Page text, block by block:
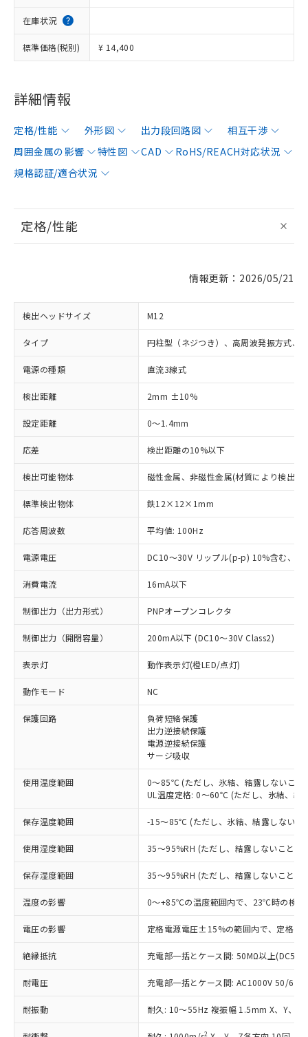
在庫状況
標準価格(税別) ¥ 14,400
詳細情報
定格/性能 外形図 出力段回路図
相互干渉
周囲金属の影響
特性図 CAD
RoHS/REACH対応状況
規格認証/適合状況
定格/性能
情報更新：2026/05/21
検出ヘッドサイズ M12
タイプ 円柱型（ネジつき）、高周波発振方式、
電源の種類 直流3線式
検出距離 2mm ±10%
設定距離 0～1.4mm
応差 検出距離の10%以下
検出可能物体 磁性金属、非磁性金属(材質により検出距
標準検出物体 鉄12×12×1mm
応答周波数 平均値: 100Hz
電源電圧 DC10～30V リップル(p-p) 10%含む、
消費電流 16mA以下
制御出力（出力形式） PNPオープンコレクタ
制御出力（開閉容量） 200mA以下 (DC10～30V Class2)
表示灯 動作表示灯(橙LED/点灯)
動作モード NC
保護回路
負荷短絡保護
出力逆接続保護
電源逆接続保護
サージ吸収
使用温度範囲
0～85℃ (ただし、氷結、結露しないこと)
UL温度定格: 0～60℃ (ただし、氷結、結
保存温度範囲 -15～85℃ (ただし、氷結、結露しないこ
使用湿度範囲 35～95%RH (ただし、結露しないこと)
保存湿度範囲 35～95%RH (ただし、結露しないこと)
温度の影響 0～+85℃の温度範囲内で、23℃時の検
電圧の影響 定格電源電圧±15%の範囲内で、定格電
絶縁抵抗 充電部一括とケース間: 50MΩ以上
耐電圧 充電部一括とケース間: AC1000V 50/
耐振動 耐久: 10～55Hz 複振幅 1.5mm X、Y、Z
2
ご利用条件
以下の条件をお読みいただき、同意のうえ
ご利用ください。
本サービスは、当社制御機器事業取扱
商品の当社在庫状況および標準価格
(税抜)を提供させていただくもので
当社制御機器事業取扱商品の中には、
本サービスの対象外となる商品もある
ことをご了承ください。
在庫状況および標準価格照会結果は、
記載している更新日時点での社内デー
タに基づき作成されるものであり、閲
覧された時点での実際の在庫および標
※1 対応状況
対応済み：EU RoHS指令（10物質）の
非含有に対応した製品が提供可能な商品で
対応予定：EU RoHS指令（10物質）の非含
有に対応した製品に切り替える予定のある
商品です。
対応予定なし：EU RoHS指令（10物質）の
非含有に非対応の商品で、対応品を出す予
調査・確認中：EU RoHS指令（10物質）の
非含有の対応状況を調査中または確認中の
商品です。
非該当品：ライセンス料など無形物で、有
害物質有無と関係のない商品です。
いたものが、含有品と判明した場合などや
むを得ず変更することがあります。
*EU RoHS指令（10物質）：
鉛(Pb) 1000ppm以下、 水銀(Hg) 1000ppm以下、 カド
ミウム(Cd) 100ppm以下、
※1 中国RoHS○×表
「○」：最大均質材料含有率が中国RoHSの
基準値以下であることを示します。
「×」：最大均質材料含有率が中国RoHSの
基準値を超えていることを示します。
為替および外国貿易法に定める商品
（以下｢規制貨物等」という）を輸出
または国外への提供する場合は、日本
国政府の輸出許可(または役務取引許